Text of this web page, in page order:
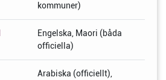
kommuner)
Engelska, Maori (båda
officiella)
Arabiska (officiellt),